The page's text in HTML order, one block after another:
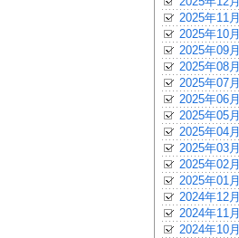
2025年11月
2025年10月
2025年09月
2025年08月
2025年07月
2025年06月
2025年05月
2025年04月
2025年03月
2025年02月
2025年01月
2024年12月
2024年11月
2024年10月